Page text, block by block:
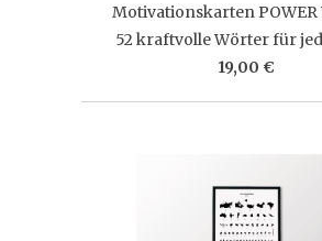
Motivationskarten POWER
52 kraftvolle Wörter für
19,00 €